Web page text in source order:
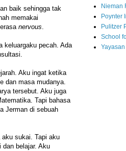
baik sehingga tak
memakai
nervous.
keluargaku pecah. Ada
Aku ingat ketika
dan masa mudanya.
tersebut. Aku juga
Tapi bahasa
Jerman di sebuah
aku sukai. Tapi aku
belajar. Aku
Nieman
Poynter
Pulitzer
School